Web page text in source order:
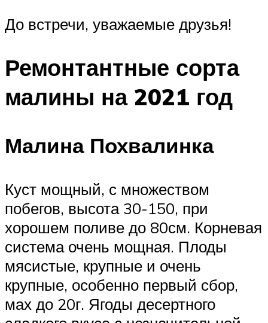
До встречи, уважаемые друзья!
Ремонтантные сорта
малины на 2021 год
Малина Похвалинка
Куст мощный, с множеством
побегов, высота 30-150, при
хорошем поливе до 80см. Корневая
система очень мощная. Плоды
мясистые, крупные и очень
крупные, особенно первый сбор,
мах до 20г. Ягоды десертного